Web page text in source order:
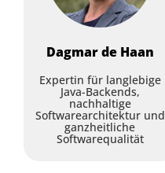
Dagmar de Haan
Expertin für langlebige
Java-Backends,
nachhaltige
Softwarearchitektur und
ganzheitliche
Softwarequalität